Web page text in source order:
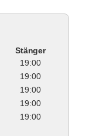
Stänger
19:00
19:00
19:00
19:00
19:00